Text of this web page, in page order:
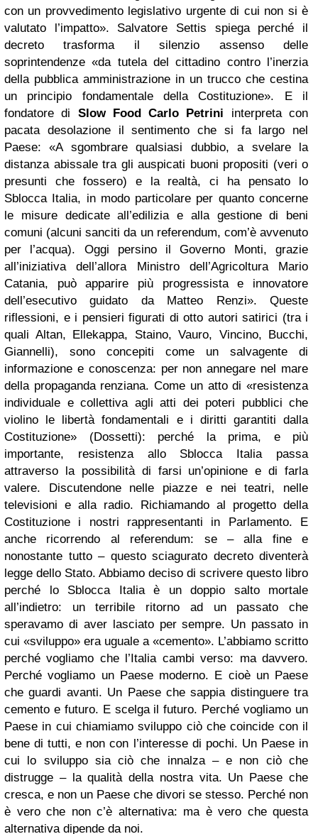
con un provvedimento legislativo urgente di cui non si è
valutato l’impatto». Salvatore Settis spiega perché il
decreto trasforma il silenzio assenso delle
soprintendenze «da tutela del cittadino contro l’inerzia
della pubblica amministrazione in un trucco che cestina
un principio fondamentale della Costituzione». E il
fondatore di Slow Food Carlo Petrini interpreta con
pacata desolazione il sentimento che si fa largo nel
Paese: «A sgombrare qualsiasi dubbio, a svelare la
distanza abissale tra gli auspicati buoni propositi (veri o
presunti che fossero) e la realtà, ci ha pensato lo
Sblocca Italia, in modo particolare per quanto concerne
le misure dedicate all’edilizia e alla gestione di beni
comuni (alcuni sanciti da un referendum, com’è avvenuto
per l’acqua). Oggi persino il Governo Monti, grazie
all’iniziativa dell’allora Ministro dell’Agricoltura Mario
Catania, può apparire più progressista e innovatore
dell’esecutivo guidato da Matteo Renzi». Queste
riflessioni, e i pensieri figurati di otto autori satirici (tra i
quali Altan, Ellekappa, Staino, Vauro, Vincino, Bucchi,
Giannelli), sono concepiti come un salvagente di
informazione e conoscenza: per non annegare nel mare
della propaganda renziana. Come un atto di «resistenza
individuale e collettiva agli atti dei poteri pubblici che
violino le libertà fondamentali e i diritti garantiti dalla
Costituzione» (Dossetti): perché la prima, e più
importante, resistenza allo Sblocca Italia passa
attraverso la possibilità di farsi un’opinione e di farla
valere. Discutendone nelle piazze e nei teatri, nelle
televisioni e alla radio. Richiamando al progetto della
Costituzione i nostri rappresentanti in Parlamento. E
anche ricorrendo al referendum: se – alla fine e
nonostante tutto – questo sciagurato decreto diventerà
legge dello Stato. Abbiamo deciso di scrivere questo libro
perché lo Sblocca Italia è un doppio salto mortale
all’indietro: un terribile ritorno ad un passato che
speravamo di aver lasciato per sempre. Un passato in
cui «sviluppo» era uguale a «cemento». L’abbiamo scritto
perché vogliamo che l’Italia cambi verso: ma davvero.
Perché vogliamo un Paese moderno. E cioè un Paese
che guardi avanti. Un Paese che sappia distinguere tra
cemento e futuro. E scelga il futuro. Perché vogliamo un
Paese in cui chiamiamo sviluppo ciò che coincide con il
bene di tutti, e non con l’interesse di pochi. Un Paese in
cui lo sviluppo sia ciò che innalza – e non ciò che
distrugge – la qualità della nostra vita. Un Paese che
cresca, e non un Paese che divori se stesso. Perché non
è vero che non c’è alternativa: ma è vero che questa
alternativa dipende da noi.